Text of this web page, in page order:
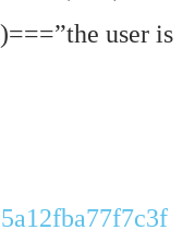
user is